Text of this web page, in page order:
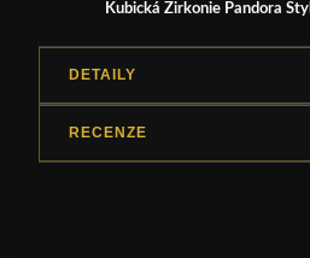
Kubická Zirkonie Pandora Styl
DETAILY
RECENZE